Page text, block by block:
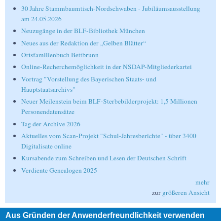
30 Jahre Stammbaumtisch-Nordschwaben - Jubiläumsausstellung
am 24.05.2026
Neuzugänge in der BLF-Bibliothek München
Neues aus der Redaktion der „Gelben Blätter“
Ortsfamilienbuch Bettbrunn
Online-Recherchemöglichkeit in der NSDAP-Mitgliederkartei
Vortrag "Vorstellung des Bayerischen Staats- und
Hauptstaatsarchivs"
Neuer Meilenstein beim BLF-Sterbebilderprojekt: 1,5 Millionen
Personendatensätze
Tag der Archive 2026
Aktuelles vom Scan-Projekt "Schul-Jahresberichte" - über 3400
Digitalisate online
Kursabende zum Schreiben und Lesen der Deutschen Schrift
Verdiente Genealogen 2025
mehr
zur größeren Ansicht
Suche
Aus Gründen der Anwenderfreundlichkeit verwenden